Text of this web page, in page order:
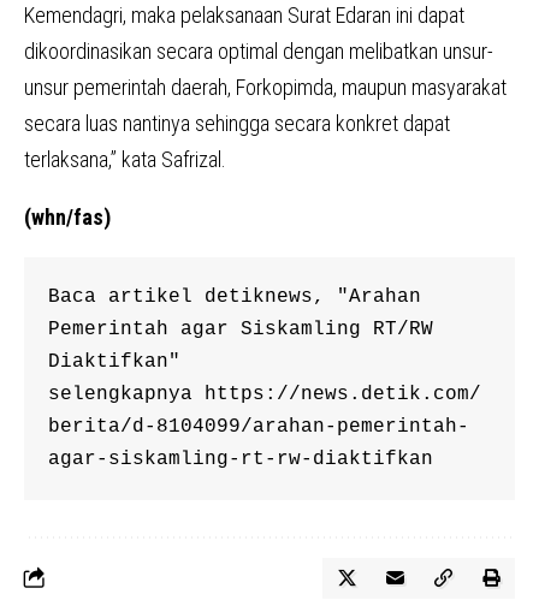
Kemendagri, maka pelaksanaan Surat Edaran ini dapat
dikoordinasikan secara optimal dengan melibatkan unsur-
unsur pemerintah daerah, Forkopimda, maupun masyarakat
secara luas nantinya sehingga secara konkret dapat
terlaksana,” kata Safrizal.
(whn/fas)
Baca artikel detiknews, "Arahan
Pemerintah agar Siskamling RT/RW
Diaktifkan"
selengkapnya https://news.detik.com/
berita/d-8104099/arahan-pemerintah-
agar-siskamling-rt-rw-diaktifkan